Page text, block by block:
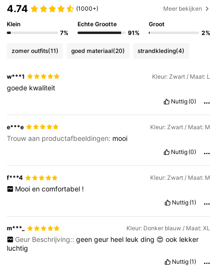
4.74 (1000+) Meer bekijken
Klein
7%
Echte Grootte
91%
Groot
2%
zomer outfits(11) goed materiaal(20) strandkleding(4)
w***1 Kleur: Zwart / Maat: L
goede kwaliteit
Nuttig (0)
e***e Kleur: Zwart / Maat: M
Trouw aan productafbeeldingen: mooi
Nuttig (0)
f***4 Kleur: Zwart / Maat: M
Mooi en comfortabel !
Nuttig (1)
m***_ Kleur: Donker blauw / Maat: XL
Geur Beschrijving:: geen geur heel leuk ding 😍 ook lekker
luchtig
Nuttig (1)